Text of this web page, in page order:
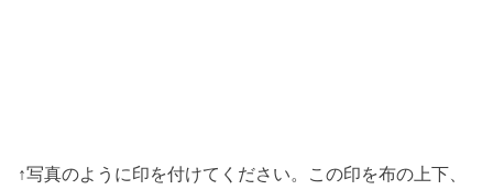
↑写真のように印を付けてください。この印を布の上下、